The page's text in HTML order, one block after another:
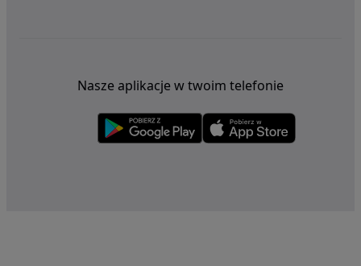
Nasze aplikacje w twoim telefonie